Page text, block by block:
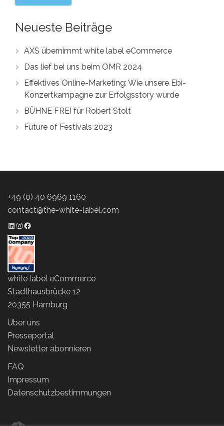
Neueste Beiträge
AXS übernimmt white label eCommerce
Das lief bei uns beim OMR 2024
Effektives Online-Marketing: Wie unsere Ebi-
Konzertkampagne zur Erfolgsstory wurde
BÜHNE FREI für Robert Stolt
Future of Festivals 2023
+49 (0) 40 6969 1160
contact@the-white-label.com
LinkedIn Profil
Instagram Profil
Facebook Profil
white label eCommerce
Stadthausbrücke 12
20355 Hamburg
Über uns
Presseportal
Newsletter abonnieren
FAQ
Impressum
Datenschutzbestimmungen